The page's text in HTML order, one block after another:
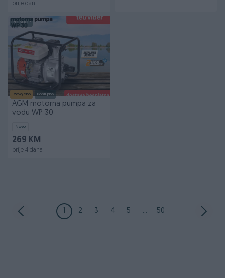
prije dan
PIK SHOP
Izdvojeno Dostupno
AGM motorna pumpa za
vodu WP 30
Novo
269 KM
prije 4 dana
1 2 3 4 5 ... 50